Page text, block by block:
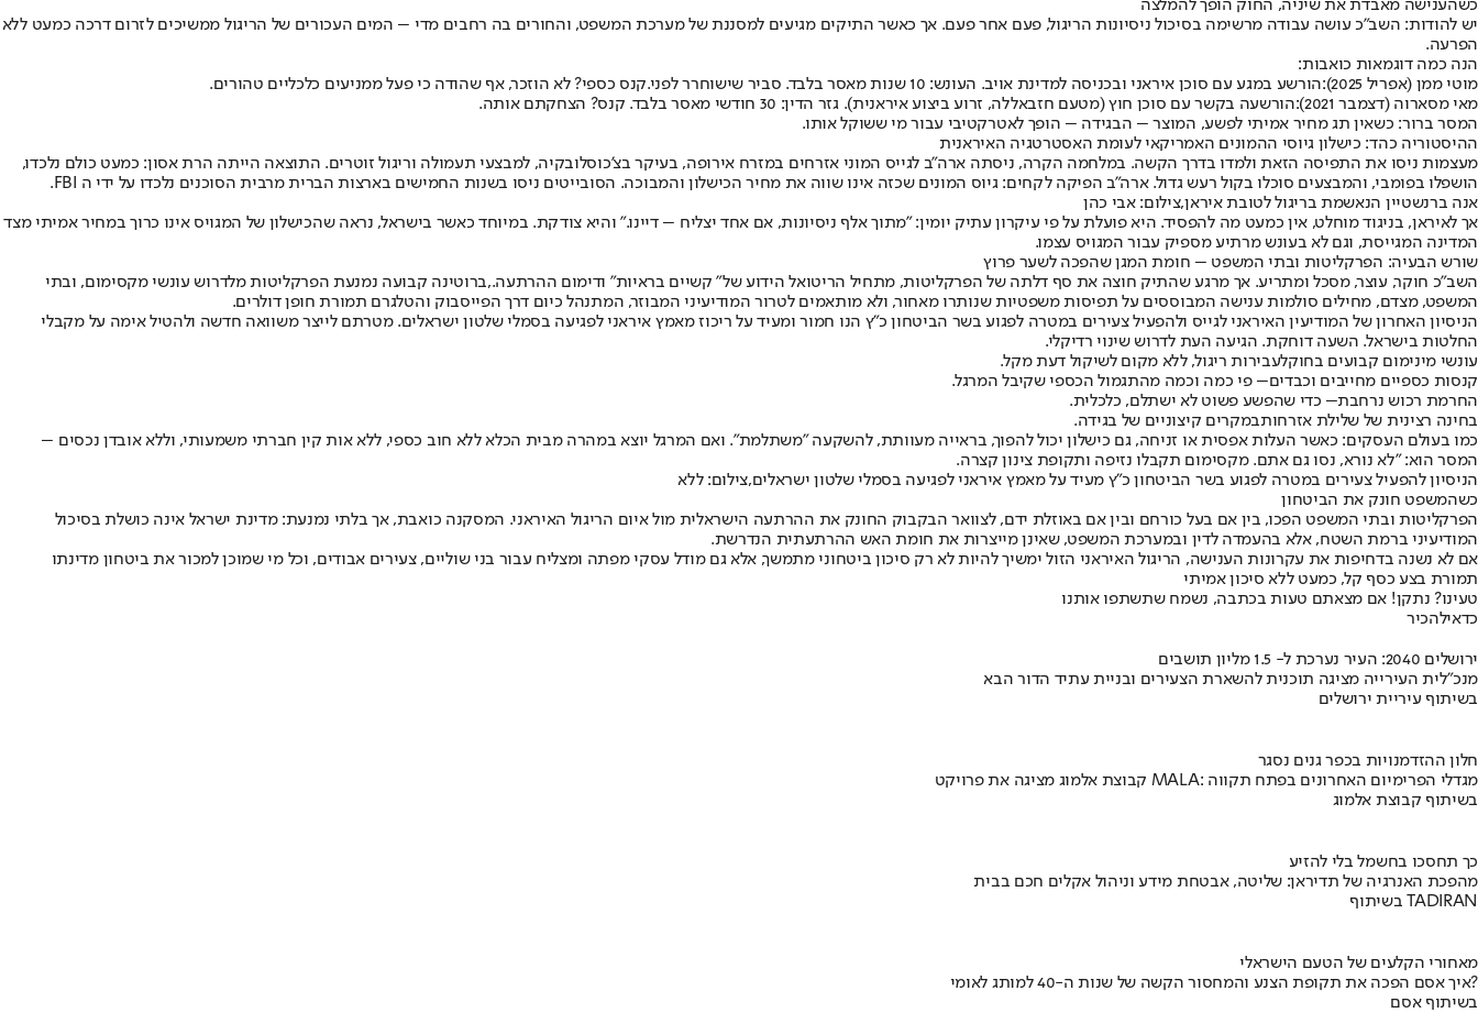
כשהענישה מאבדת את שיניה, החוק הופך להמלצה
יש להודות: השב"כ עושה עבודה מרשימה בסיכול ניסיונות הריגול, פעם אחר פעם. אך כאשר התיקים מגיעים למסננת של מערכת המשפט, והחורים בה רחבים מדי – המים העכורים של הריגול ממשיכים לזרום דרכה כמעט ללא
הפרעה.
הנה כמה דוגמאות כואבות:
מוטי ממן (אפריל 2025)
:הורשע במגע עם סוכן איראני ובכניסה למדינת אויב. העונש: 10 שנות מאסר בלבד. סביר שישוחרר לפני.קנס כספי? לא הוזכר, אף שהודה כי פעל ממניעים כלכליים טהורים.
מאי מסארוה (דצמבר 2021)
:הורשעה בקשר עם סוכן חוץ (מטעם חזבאללה, זרוע ביצוע איראנית). גזר הדין: 30 חודשי מאסר בלבד. קנס? הצחקתם אותה.
המסר ברור: כשאין תג מחיר אמיתי לפשע, המוצר – הבגידה – הופך לאטרקטיבי עבור מי ששוקל אותו.
ההיסטוריה כהד: כישלון גיוסי ההמונים האמריקאי לעומת האסטרטגיה האיראנית
מעצמות ניסו את התפיסה הזאת ולמדו בדרך הקשה. במלחמה הקרה, ניסתה ארה"ב לגייס המוני אזרחים במזרח אירופה, בעיקר בצ'כוסלובקיה, למבצעי תעמולה וריגול זוטרים. התוצאה הייתה הרת אסון: כמעט כולם נלכדו,
הושפלו בפומבי, והמבצעים סוכלו בקול רעש גדול. ארה"ב הפיקה לקחים: גיוס המונים שכזה אינו שווה את מחיר הכישלון והמבוכה. הסובייטים ניסו בשנות החמישים בארצות הברית מרבית הסוכנים נלכדו על ידי ה FBI.
אנה ברנשטיין הנאשמת בריגול לטובת איראן,צילום: אבי כהן
אך לאיראן, בניגוד מוחלט, אין כמעט מה להפסיד. היא פועלת על פי עיקרון עתיק יומין: "מתוך אלף ניסיונות, אם אחד יצליח – דיינו." והיא צודקת. במיוחד כאשר בישראל, נראה שהכישלון של המגויס אינו כרוך במחיר אמיתי מצד
המדינה המגייסת, וגם לא בעונש מרתיע מספיק עבור המגויס עצמו.
שורש הבעיה: הפרקליטות ובתי המשפט – חומת המגן שהפכה לשער פרוץ
השב"כ חוקר, עוצר, מסכל ומתריע. אך מרגע שהתיק חוצה את סף דלתה של הפרקליטות, מתחיל הריטואל הידוע של" קשיים בראיות" ודימום ההרתעה.,ברוטינה קבועה נמנעת הפרקליטות מלדרוש עונשי מקסימום, ובתי
המשפט, מצדם, מחילים סולמות ענישה המבוססים על תפיסות משפטיות שנותרו מאחור, ולא מותאמים לטרור המודיעיני המבוזר, המתנהל כיום דרך הפייסבוק והטלגרם תמורת חופן דולרים.
הניסיון האחרון של המודיעין האיראני לגייס ולהפעיל צעירים במטרה לפגוע בשר הביטחון כ"ץ הנו חמור ומעיד על ריכוז מאמץ איראני לפגיעה בסמלי שלטון ישראלים. מטרתם לייצר משוואה חדשה ולהטיל אימה על מקבלי
החלטות בישראל. השעה דוחקת. הגיעה העת לדרוש שינוי רדיקלי.
עונשי מינימום קבועים בחוקלעבירות ריגול, ללא מקום לשיקול דעת מקל.
קנסות כספיים מחייבים וכבדים– פי כמה וכמה מהתגמול הכספי שקיבל המרגל.
החרמת רכוש נרחבת– כדי שהפשע פשוט לא ישתלם, כלכלית.
בחינה רצינית של שלילת אזרחותבמקרים קיצוניים של בגידה.
כמו בעולם העסקים: כאשר העלות אפסית או זניחה, גם כישלון יכול להפוך, בראייה מעוותת, להשקעה "משתלמת". ואם המרגל יוצא במהרה מבית הכלא ללא חוב כספי, ללא אות קין חברתי משמעותי, וללא אובדן נכסים –
המסר הוא: "לא נורא, נסו גם אתם. מקסימום תקבלו נזיפה ותקופת צינון קצרה.
הניסיון להפעיל צעירים במטרה לפגוע בשר הביטחון כ"ץ מעיד על מאמץ איראני לפגיעה בסמלי שלטון ישראלים,צילום: ללא
כשהמשפט חונק את הביטחון
הפרקליטות ובתי המשפט הפכו, בין אם בעל כורחם ובין אם באוזלת ידם, לצוואר הבקבוק החונק את ההרתעה הישראלית מול איום הריגול האיראני. המסקנה כואבת, אך בלתי נמנעת: מדינת ישראל אינה כושלת בסיכול
המודיעיני ברמת השטח, אלא בהעמדה לדין ובמערכת המשפט, שאינן מייצרות את חומת האש ההרתעתית הנדרשת.
אם לא נשנה בדחיפות את עקרונות הענישה, הריגול האיראני הזול ימשיך להיות לא רק סיכון ביטחוני מתמשך, אלא גם מודל עסקי מפתה ומצליח עבור בני שוליים, צעירים אבודים, וכל מי שמוכן למכור את ביטחון מדינתו
תמורת בצע כסף קל, כמעט ללא סיכון אמיתי
טעינו? נתקן! אם מצאתם טעות בכתבה, נשמח שתשתפו אותנו
כדאילהכיר
ירושלים 2040: העיר נערכת ל- 1.5 מליון תושבים
מנכ"לית העירייה מציגה תוכנית להשארת הצעירים ובניית עתיד הדור הבא
בשיתוף עיריית ירושלים
חלון ההזדמנויות בכפר גנים נסגר
קבוצת אלמוג מציגה את פרויקט MALA: מגדלי הפרימיום האחרונים בפתח תקווה
בשיתוף קבוצת אלמוג
כך תחסכו בחשמל בלי להזיע
מהפכת האנרגיה של תדיראן: שליטה, אבטחת מידע וניהול אקלים חכם בבית
בשיתוף TADIRAN
מאחורי הקלעים של הטעם הישראלי
איך אסם הפכה את תקופת הצנע והמחסור הקשה של שנות ה-40 למותג לאומי?
בשיתוף אסם